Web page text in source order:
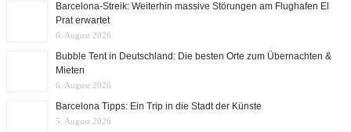
Barcelona-Streik: Weiterhin massive Störungen am Flughafen El
Prat erwartet
6. August 2026
Bubble Tent in Deutschland: Die besten Orte zum Übernachten &
Mieten
6. August 2026
Barcelona Tipps: Ein Trip in die Stadt der Künste
5. August 2026